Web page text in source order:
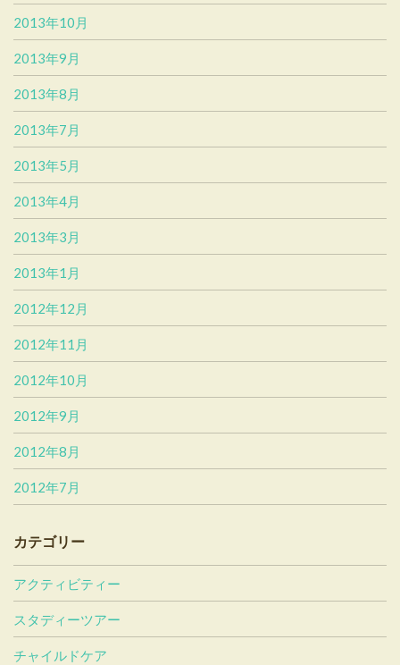
2013年10月
2013年9月
2013年8月
2013年7月
2013年5月
2013年4月
2013年3月
2013年1月
2012年12月
2012年11月
2012年10月
2012年9月
2012年8月
2012年7月
カテゴリー
アクティビティー
スタディーツアー
チャイルドケア